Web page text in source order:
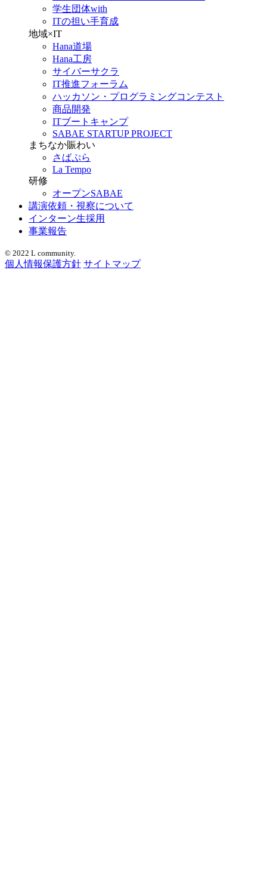
学生団体with
ITの担い手育成
地域×IT
Hana道場
Hana工房
サイバーサクラ
IT推進フォーラム
ハッカソン・プログラミングコンテスト
商品開発
ITブートキャンプ
SABAE STARTUP PROJECT
まちなか賑わい
さばぷら
La Tempo
研修
オープンSABAE
講演依頼・視察について
インターン生採用
事業報告
© 2022 L community.
個人情報保護方針 サイトマップ